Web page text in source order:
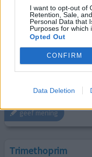
I want to opt-out of
Retention, Sale,
Personal Data that
Purposes for which
Opted Out
CONFIRM
Data Deletion
19-04-2022 | Vrouw | 58
trimethoprim (100mg)
Blaasontsteking
Effectiviteit
Hoeveelheid bijwerkingen
begint uit te vallen.
geef mening
Trimethoprim